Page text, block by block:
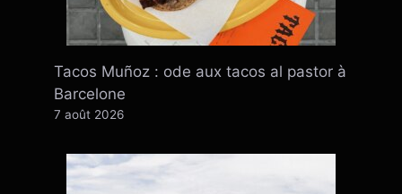
Tacos Muñoz : ode aux tacos al pastor à
Barcelone
7 août 2026